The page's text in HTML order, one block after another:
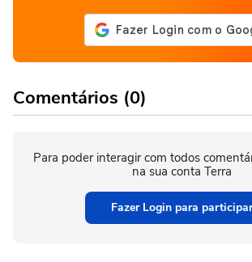
Comentários (0)
Para poder interagir com todos
na sua conta Terra
Fazer Login para participar